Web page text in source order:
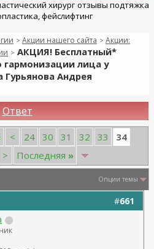
> Акции нашего сайта > Акции:
> АКЦИЯ! Бесплатный*
гармонизации лица у
Гурьянова Андрея
Ответ
< 24 30 31 32 33
34
> Последняя »
Опции темы
#661